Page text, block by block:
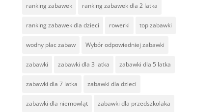
ranking zabawek ranking zabawek dla 2 latka
ranking zabawek dla dzieci rowerki top zabawki
wodny plac zabaw Wybór odpowiedniej zabawki
zabawki zabawki dla 3 latka zabawki dla 5 latka
zabawki dla 7 latka zabawki dla dzieci
zabawki dla niemowląt zabawki dla przedszkolaka